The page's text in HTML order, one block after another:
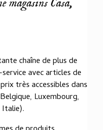
magasins Casa,
chaîne de plus de
avec articles de
très accessibles dans
Luxembourg,
Italie).